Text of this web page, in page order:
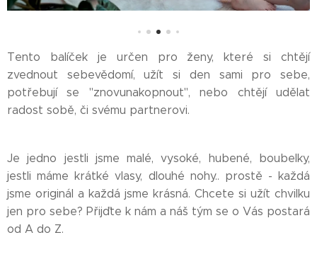
Tento balíček je určen pro ženy, které si chtějí
zvednout sebevědomí, užít si den sami pro sebe,
potřebují se "znovunakopnout", nebo chtějí udělat
radost sobě, či svému partnerovi.
Je jedno jestli jsme malé, vysoké, hubené, boubelky,
jestli máme krátké vlasy, dlouhé nohy.. prostě - každá
jsme originál a každá jsme krásná. Chcete si užít chvilku
jen pro sebe? Přijďte k nám a náš tým se o Vás postará
od A do Z.